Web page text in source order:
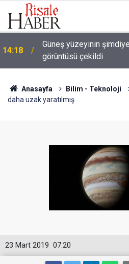
14:18
Güneş yüzeyinin şimdiye
görüntüsü çekildi
13:25 Tartışma: Yapay zeka,
Anasayfa Bilim - Teknoloji
daha uzak yaratılmış
07:20
23 Mart 2019